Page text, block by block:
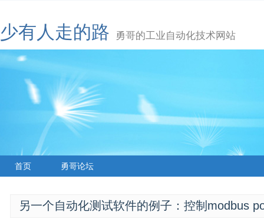
少有人走的路 勇哥的工业自动化技术网站
首页 勇哥论坛
另一个自动化测试软件的例子：控制modbus